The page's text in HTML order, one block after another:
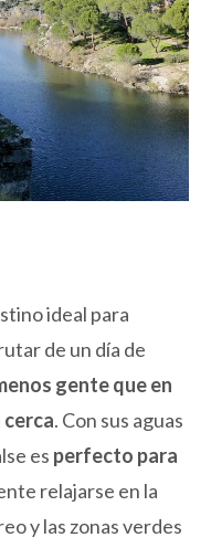
ideal para
de un día de
gente que en
cerca. Con sus aguas
es perfecto para
relajarse en la
y las zonas verdes